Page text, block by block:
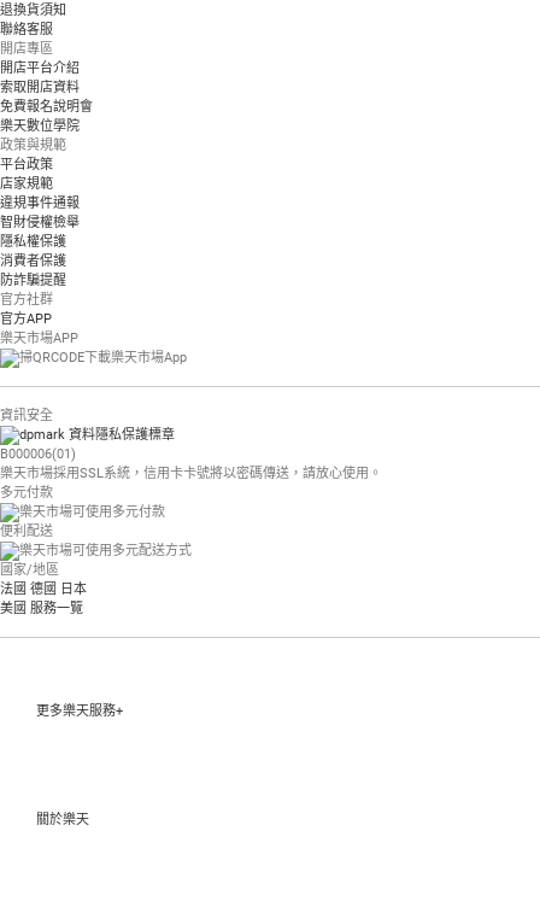
退換貨須知
聯絡客服
開店專區
開店平台介紹
索取開店資料
免費報名說明會
樂天數位學院
政策與規範
平台政策
店家規範
違規事件通報
智財侵權檢舉
隱私權保護
消費者保護
防詐騙提醒
官方社群
官方APP
樂天市場APP
資訊安全
B000006(01)
樂天市場採用SSL系統，信用卡卡號將以密碼傳送，請放心使用。
多元付款
便利配送
國家/地區
法國 德國 日本
美國 服務一覽
更多樂天服務+
關於樂天